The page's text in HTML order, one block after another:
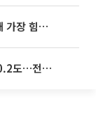
차인표 "동생 구강암 투병…떠나보낼 때 가장 힘들었다”
서울 40도 찍더니 하남 40.8도·광양 40.2도…전국 '펄펄'